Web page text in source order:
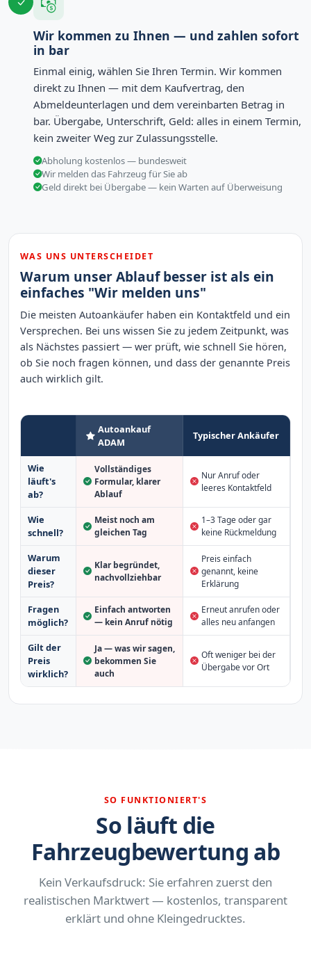
Wir kommen zu Ihnen — und zahlen sofort
in bar
Einmal einig, wählen Sie Ihren Termin. Wir kommen
direkt zu Ihnen — mit dem Kaufvertrag, den
Abmeldeunterlagen und dem vereinbarten Betrag in
bar. Übergabe, Unterschrift, Geld: alles in einem Termin,
kein zweiter Weg zur Zulassungsstelle.
Abholung kostenlos — bundesweit
Wir melden das Fahrzeug für Sie ab
Geld direkt bei Übergabe — kein Warten auf Überweisung
WAS UNS UNTERSCHEIDET
Warum unser Ablauf besser ist als ein
einfaches "Wir melden uns"
Die meisten Autoankäufer haben ein Kontaktfeld und ein
Versprechen. Bei uns wissen Sie zu jedem Zeitpunkt, was
als Nächstes passiert — wer prüft, wie schnell Sie hören,
ob Sie noch fragen können, und dass der genannte Preis
auch wirklich gilt.
Autoankauf
ADAM
Typischer Ankäufer
Wie
läuft's
ab?
Vollständiges
Formular, klarer
Ablauf
Nur Anruf oder
leeres Kontaktfeld
Wie
schnell?
Meist noch am
gleichen Tag
1–3 Tage oder gar
keine Rückmeldung
Warum
dieser
Preis?
Klar begründet,
nachvollziehbar
Preis einfach
genannt, keine
Erklärung
Fragen
möglich?
Einfach antworten
— kein Anruf nötig
Erneut anrufen oder
alles neu anfangen
Gilt der
Preis
wirklich?
Ja — was wir sagen,
bekommen Sie
auch
Oft weniger bei der
Übergabe vor Ort
SO FUNKTIONIERT'S
So läuft die
Fahrzeugbewertung ab
Kein Verkaufsdruck: Sie erfahren zuerst den
realistischen Marktwert — kostenlos, transparent
erklärt und ohne Kleingedrucktes.